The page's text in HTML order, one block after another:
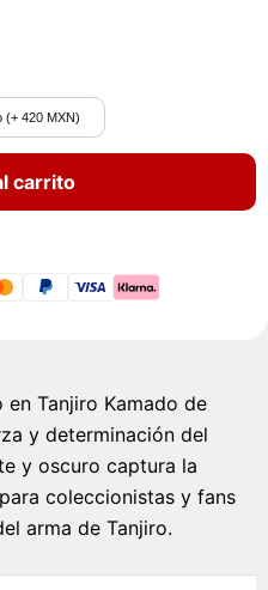
(+ 420 MXN)
carrito
Tanjiro Kamado de
y determinación del
y oscuro captura la
coleccionistas y fans
arma de Tanjiro.